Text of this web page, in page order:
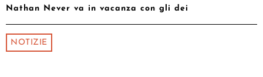
Nathan Never va in vacanza con gli dei
NOTIZIE